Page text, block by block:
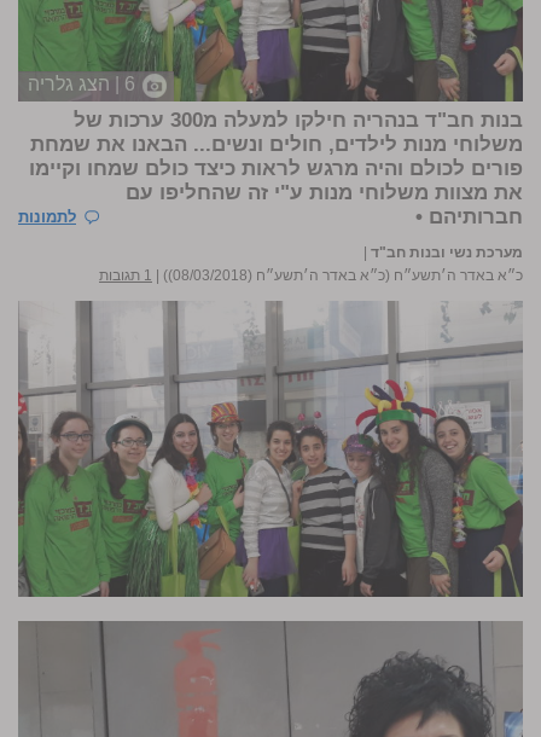
6 | הצג גלריה
בנות חב"ד בנהריה חילקו למעלה מ300 ערכות של
משלוחי מנות לילדים, חולים ונשים... הבאנו את שמחת
פורים לכולם והיה מרגש לראות כיצד כולם שמחו וקיימו
את מצוות משלוחי מנות ע"י זה שהחליפו עם
חברותיהם •
לתמונות
מערכת נשי ובנות חב"ד
כ״א באדר ה׳תשע״ח (כ״א באדר ה׳תשע״ח (08/03/2018))
1 תגובות